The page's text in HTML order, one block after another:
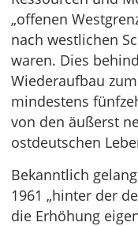
„offenen
nach westlichen
waren. Dies
Wiederaufbau
mindestens
von den äußerst
ostdeutschen
Bekanntlich
1961 „hinter der
die Erhöhung